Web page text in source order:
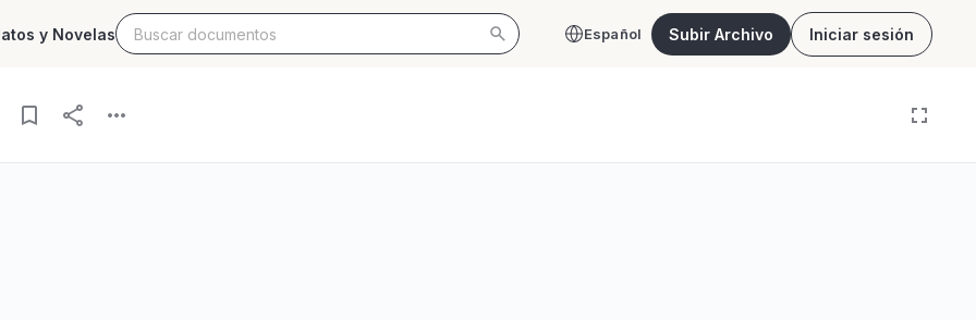
y Novelas Español Subir Archivo Iniciar sesión